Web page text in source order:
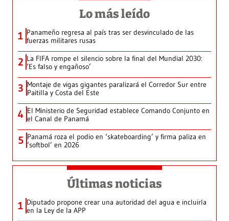
Lo más leído
1 Panameño regresa al país tras ser desvinculado de las
fuerzas militares rusas
2 La FIFA rompe el silencio sobre la final del Mundial 2030:
‘Es falso y engañoso’
3 Montaje de vigas gigantes paralizará el Corredor Sur entre
Paitilla y Costa del Este
4 El Ministerio de Seguridad establece Comando Conjunto en
el Canal de Panamá
5 Panamá roza el podio en ‘skateboarding’ y firma paliza en
‘softbol’ en 2026
Últimas noticias
1 Diputado propone crear una autoridad del agua e incluirla
en la Ley de la APP